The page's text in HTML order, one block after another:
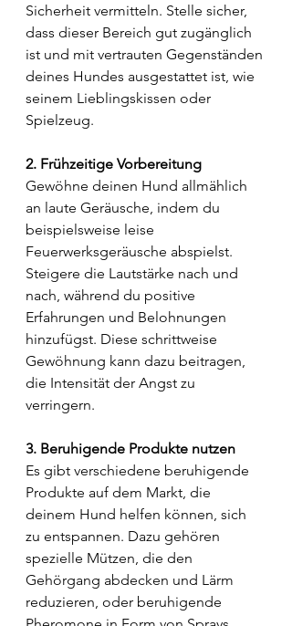
Sicherheit vermitteln. Stelle sicher,
dass dieser Bereich gut zugänglich
ist und mit vertrauten Gegenständen
deines Hundes ausgestattet ist, wie
seinem Lieblingskissen oder
Spielzeug.
2. Frühzeitige Vorbereitung
Gewöhne deinen Hund allmählich
an laute Geräusche, indem du
beispielsweise leise
Feuerwerksgeräusche abspielst.
Steigere die Lautstärke nach und
nach, während du positive
Erfahrungen und Belohnungen
hinzufügst. Diese schrittweise
Gewöhnung kann dazu beitragen,
die Intensität der Angst zu
verringern.
3. Beruhigende Produkte nutzen
Es gibt verschiedene beruhigende
Produkte auf dem Markt, die
deinem Hund helfen können, sich
zu entspannen. Dazu gehören
spezielle Mützen, die den
Gehörgang abdecken und Lärm
reduzieren, oder beruhigende